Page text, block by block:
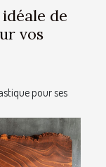
de
vos
pour ses